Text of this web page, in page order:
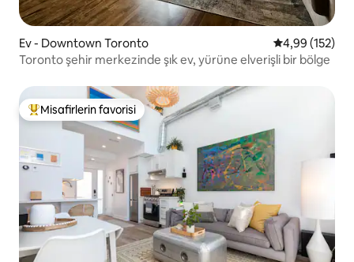
Ev - Downtown Toronto 5 üzerinden
4,99 (152)
Toronto şehir merkezinde şık ev, yürüne elverişli bir bölge
Misafirlerin favorilerinden en beğenilenler arasında
Misafirlerin favorisi